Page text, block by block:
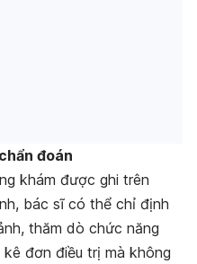
đoán
khám được ghi trên
bác sĩ có thể chỉ định
thăm dò chức năng
đơn điều trị mà không